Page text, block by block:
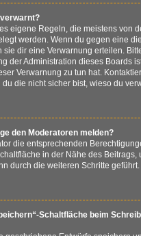
eigene Regeln, die meistens von
werden. Wenn du gegen eine
sie dir eine Verwarnung erteilen.
der Administration dieses Boards
Verwarnung zu tun hat.
die nicht sicher bist, wieso du
den Moderatoren melden?
die entsprechenden
in der Nähe des Beitrags,
durch die weiteren Schritte geführt.
Schaltfläche beim